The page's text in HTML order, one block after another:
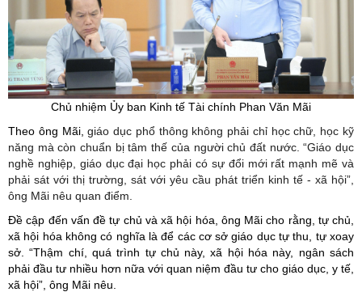
Chủ nhiệm Ủy ban Kinh tế Tài chính Phan Văn Mãi
Theo ông Mãi,giáo dục phổ thông không phải chỉ học chữ, học kỹ
năng mà còn chuẩn bị tâm thế của người chủ đất nước. “Giáo dục
nghề nghiệp, giáo dục đại học phải có sự đổi mới rất mạnh mẽ và
phải sát với thị trường, sát với yêu cầu phát triển kinh tế - xã hội”,
ông Mãi nêu quan điểm.
Đề cập đến vấn đề tự chủ và xã hội hóa, ông Mãi cho rằng, tự chủ,
xã hội hóa không có nghĩa là để các cơ sở giáo dục tự thu, tự xoay
sở. “Thậm chí, quá trình tự chủ này, xã hội hóa này, ngân sách
phải đầu tư nhiều hơn nữa với quan niệm đầu tư cho giáo dục, y tế,
xã hội”, ông Mãi nêu.